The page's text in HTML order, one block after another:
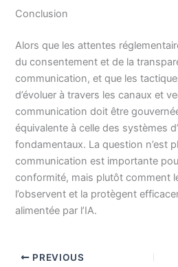
Conclusion
Alors que les attentes
du consentement et de la
communication, et que les
d’évoluer à travers les canaux et
communication doit être
équivalente à celle des systèmes
fondamentaux. La question n’est
communication est importante
conformité, mais plutôt comment
l’observent et la protègent
alimentée par l’IA.
PREVIOUS